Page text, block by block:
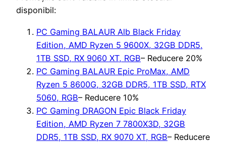
disponibil:
PC Gaming BALAUR Alb Black Friday
Edition, AMD Ryzen 5 9600X, 32GB DDR5,
1TB SSD, RX 9060 XT, RGB– Reducere 20%
PC Gaming BALAUR Epic ProMax, AMD
Ryzen 5 8600G, 32GB DDR5, 1TB SSD, RTX
5060, RGB– Reducere 10%
PC Gaming DRAGON Epic Black Friday
Edition, AMD Ryzen 7 7800X3D, 32GB
DDR5, 1TB SSD, RX 9070 XT, RGB– Reducere